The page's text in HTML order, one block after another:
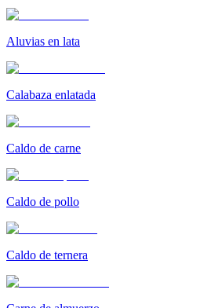
Aluvias en lata
Calabaza enlatada
Caldo de carne
Caldo de pollo
Caldo de ternera